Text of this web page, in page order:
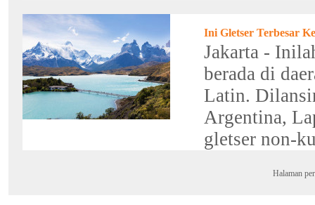
Ini Gletser Terbesar
Jakarta -
berada di
Latin.
Argentina,
gletser non-
Halaman